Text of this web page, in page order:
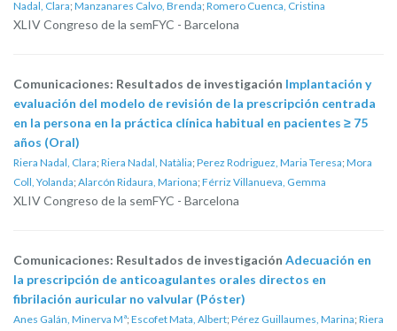
Nadal, Clara; Manzanares Calvo, Brenda; Romero Cuenca, Cristina
XLIV Congreso de la semFYC - Barcelona
Comunicaciones: Resultados de investigación Implantación y
evaluación del modelo de revisión de la prescripción centrada
en la persona en la práctica clínica habitual en pacientes ≥ 75
años (Oral)
Riera Nadal, Clara; Riera Nadal, Natàlia; Perez Rodriguez, Maria Teresa; Mora
Coll, Yolanda; Alarcón Ridaura, Mariona; Férriz Villanueva, Gemma
XLIV Congreso de la semFYC - Barcelona
Comunicaciones: Resultados de investigación Adecuación en
la prescripción de anticoagulantes orales directos en
fibrilación auricular no valvular (Póster)
Anes Galán, Minerva Mª; Escofet Mata, Albert; Pérez Guillaumes, Marina; Riera